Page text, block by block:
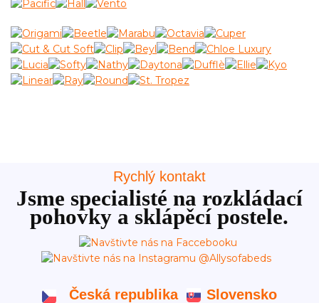
Rychlý kontakt
Jsme specialisté na rozkládací
pohovky a sklápěcí postele.
Česká republika Slovensko